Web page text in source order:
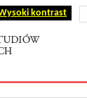
kontrast